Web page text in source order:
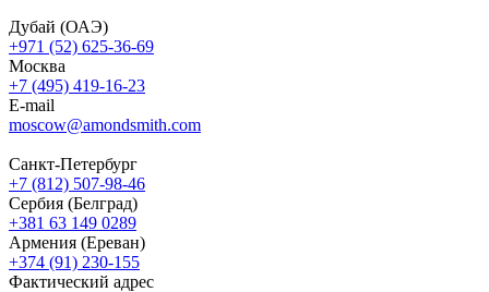
Дубай (ОАЭ)
+971 (52) 625-36-69
Москва
+7 (495) 419-16-23
E-mail
moscow@amondsmith.com
Санкт-Петербург
+7 (812) 507-98-46
Сербия (Белград)
+381 63 149 0289
Армения (Ереван)
+374 (91) 230-155
Фактический адрес